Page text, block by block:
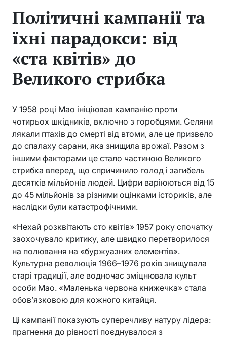
Політичні кампанії та
їхні парадокси: від
«ста квітів» до
Великого стрибка
У 1958 році Мао ініціював кампанію проти
чотирьох шкідників, включно з горобцями. Селяни
лякали птахів до смерті від втоми, але це призвело
до спалаху сарани, яка знищила врожаї. Разом з
іншими факторами це стало частиною Великого
стрибка вперед, що спричинило голод і загибель
десятків мільйонів людей. Цифри варіюються від 15
до 45 мільйонів за різними оцінками істориків, але
наслідки були катастрофічними.
«Нехай розквітають сто квітів» 1957 року спочатку
заохочувало критику, але швидко перетворилося
на полювання на «буржуазних елементів».
Культурна революція 1966–1976 років знищувала
старі традиції, але водночас зміцнювала культ
особи Мао. «Маленька червона книжечка» стала
обов’язковою для кожного китайця.
Ці кампанії показують суперечливу натуру лідера:
прагнення до рівності поєднувалося з